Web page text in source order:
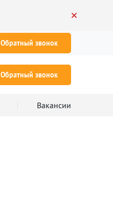
Обратный звонок
Обратный звонок
Вакансии